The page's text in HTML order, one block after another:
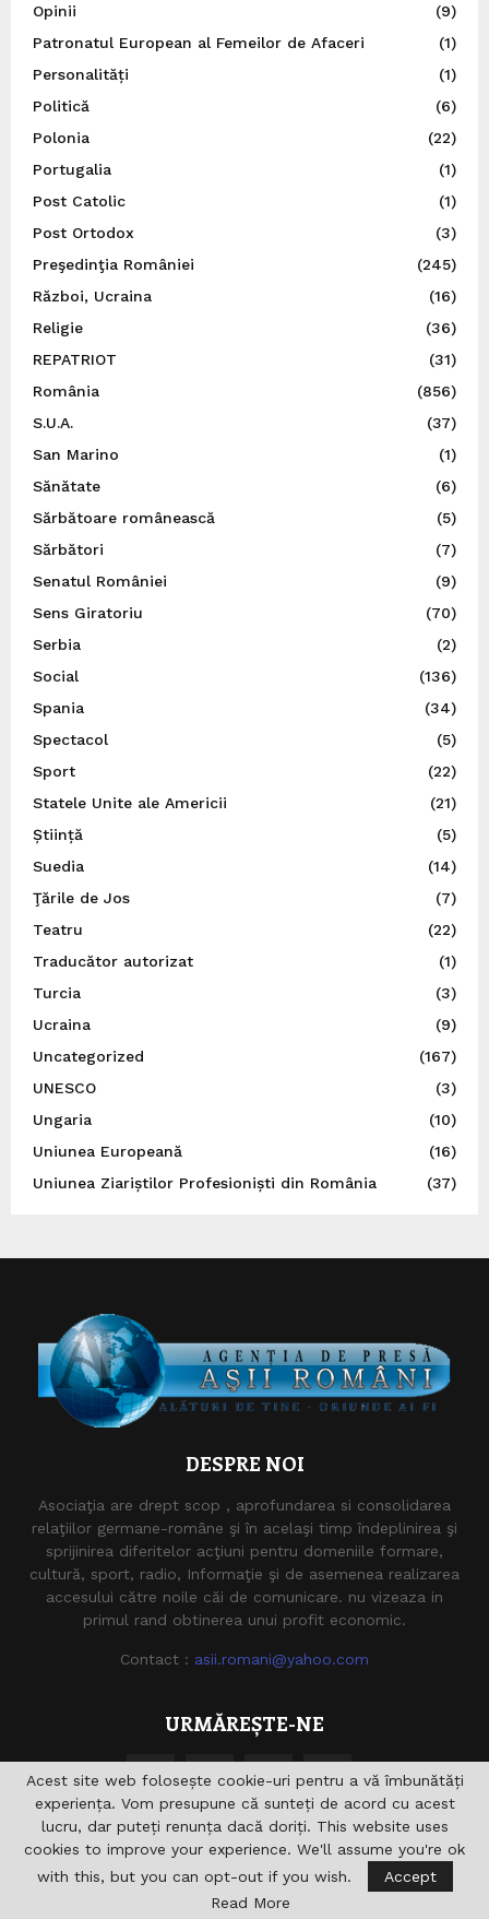
Opinii
(9)
Patronatul European al Femeilor de Afaceri
(1)
Personalități
(1)
Politică
(6)
Polonia
(22)
Portugalia
(1)
Post Catolic
(1)
Post Ortodox
(3)
Preşedinţia României
(245)
Război, Ucraina
(16)
Religie
(36)
REPATRIOT
(31)
România
(856)
S.U.A.
(37)
San Marino
(1)
Sănătate
(6)
Sărbătoare românească
(5)
Sărbători
(7)
Senatul României
(9)
Sens Giratoriu
(70)
Serbia
(2)
Social
(136)
Spania
(34)
Spectacol
(5)
Sport
(22)
Statele Unite ale Americii
(21)
Știință
(5)
Suedia
(14)
Ţările de Jos
(7)
Teatru
(22)
Traducător autorizat
(1)
Turcia
(3)
Ucraina
(9)
Uncategorized
(167)
UNESCO
(3)
Ungaria
(10)
Uniunea Europeană
(16)
Uniunea Ziariștilor Profesioniști din România
(37)
DESPRE NOI
Asociaţia are drept scop , aprofundarea si consolidarea
relaţiilor germane-române şi în acelaşi timp îndeplinirea şi
sprijinirea diferitelor acţiuni pentru domeniile formare,
cultură, sport, radio, Informaţie şi de asemenea realizarea
accesului către noile căi de comunicare. nu vizeaza in
primul rand obtinerea unui profit economic.
Contact : asii.romani@yahoo.com
URMĂREȘTE-NE
@2021 - asiiromani.eu. Toate drepturile rezervate.
Acest site web folosește cookie-uri pentru a vă îmbunătăți
experiența. Vom presupune că sunteți de acord cu acest
lucru, dar puteți renunța dacă doriți. This website uses
cookies to improve your experience. We'll assume you're ok
with this, but you can opt-out if you wish.
Accept
Read More